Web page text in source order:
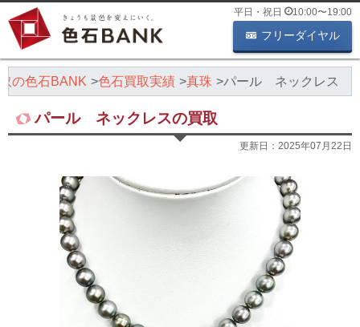
平日・祝日 10:00〜19:00
フリーダイヤル
の色石BANK 色石買取実績 真珠 パール ネックレス
パール ネックレスの買取
更新日： 2025年07月22日